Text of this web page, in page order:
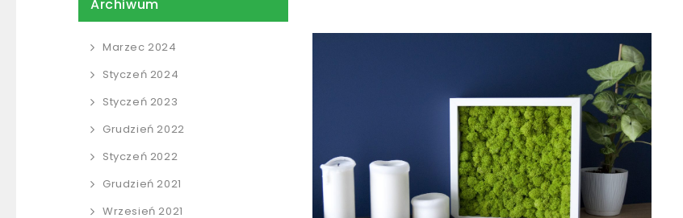
Archiwum
Marzec 2024
Styczeń 2024
Styczeń 2023
Grudzień 2022
Styczeń 2022
Grudzień 2021
Wrzesień 2021